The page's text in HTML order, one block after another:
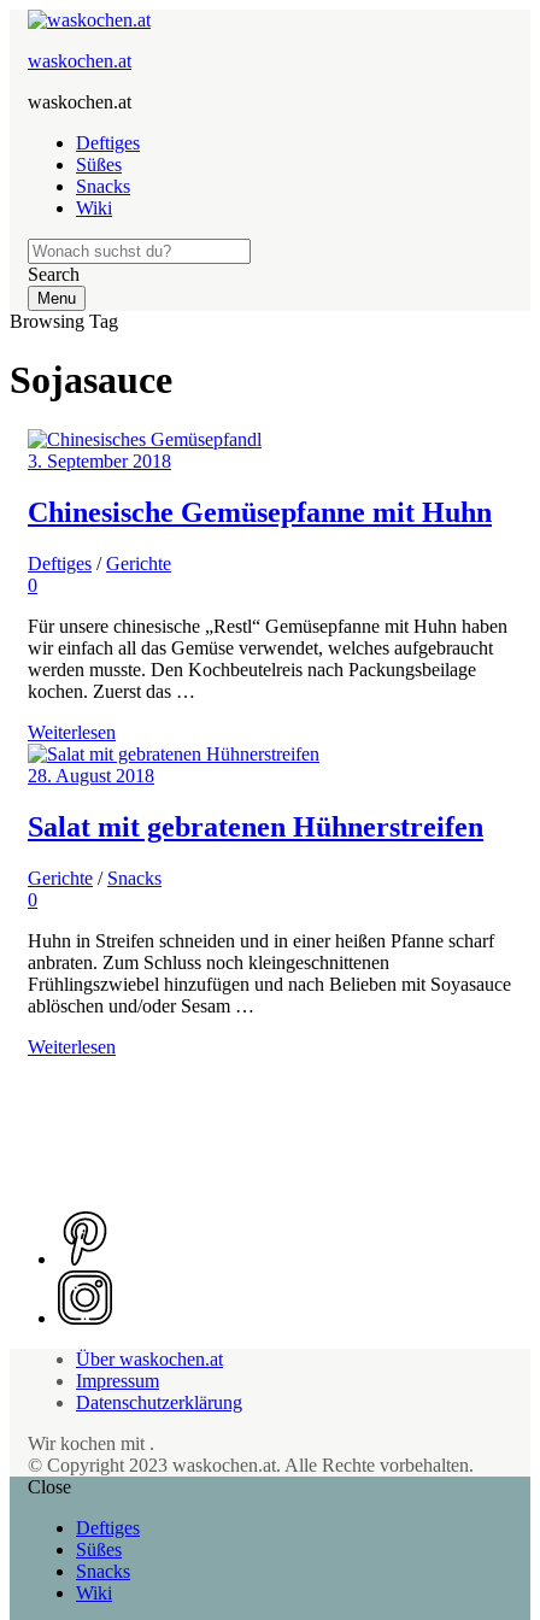
waskochen.at
waskochen.at
Deftiges
Süßes
Snacks
Wiki
Search
Menu
Browsing Tag
Sojasauce
3. September 2018
Chinesische Gemüsepfanne mit Huhn
Deftiges /Gerichte
0
Für unsere chinesische „Restl“ Gemüsepfanne mit Huhn haben
wir einfach all das Gemüse verwendet, welches aufgebraucht
werden musste. Den Kochbeutelreis nach Packungsbeilage
kochen. Zuerst das …
Weiterlesen
28. August 2018
Salat mit gebratenen Hühnerstreifen
Gerichte / Snacks
0
Huhn in Streifen schneiden und in einer heißen Pfanne scharf
anbraten. Zum Schluss noch kleingeschnittenen
Frühlingszwiebel hinzufügen und nach Belieben mit Soyasauce
ablöschen und/oder Sesam …
Weiterlesen
Über waskochen.at
Impressum
Datenschutzerklärung
Wir kochen mit .
© Copyright 2023 waskochen.at. Alle Rechte vorbehalten.
Close
Deftiges
Süßes
Snacks
Wiki